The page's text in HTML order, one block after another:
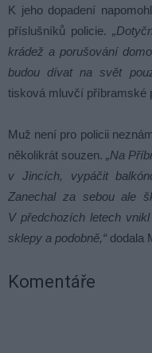
K jeho dopadení
příslušníků policie.
krádež a porušování
budou dívat na svět
tisková mluvčí příbramské
Muž není pro policii
několikrát souzen.„Na
v Jincích, vypáčit
Zanechal za sebou ale
V předchozích letech
sklepy a podobně,“ dodala
Komentáře